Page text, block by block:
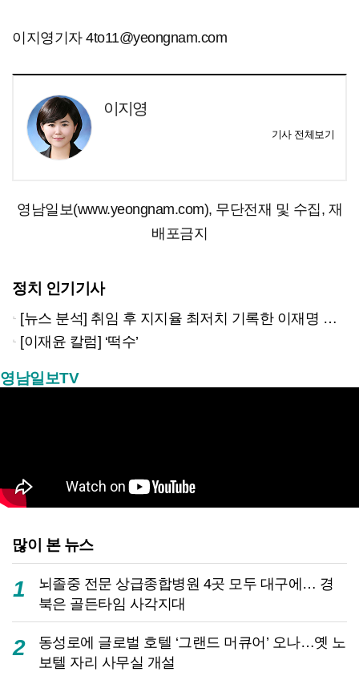
이지영기자 4to11@yeongnam.com
이지영
기사 전체보기
영남일보(www.yeongnam.com), 무단전재 및 수집, 재
배포금지
정치 인기기사
[뉴스 분석] 취임 후 지지율 최저치 기록한 이재명 대통령…왜?
[이재윤 칼럼] ‘떡수’
영남일보TV
많이 본 뉴스
1
뇌졸중 전문 상급종합병원 4곳 모두 대구에… 경
북은 골든타임 사각지대
2
동성로에 글로벌 호텔 ‘그랜드 머큐어’ 오나…옛 노
보텔 자리 사무실 개설